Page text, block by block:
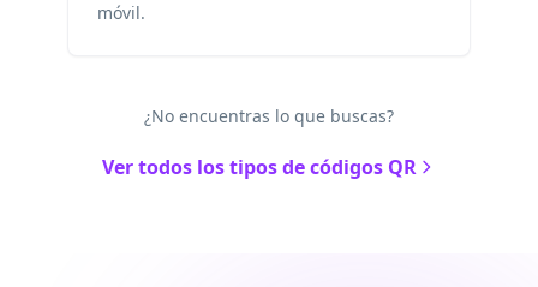
móvil.
¿No encuentras lo que buscas?
Ver todos los tipos de códigos QR